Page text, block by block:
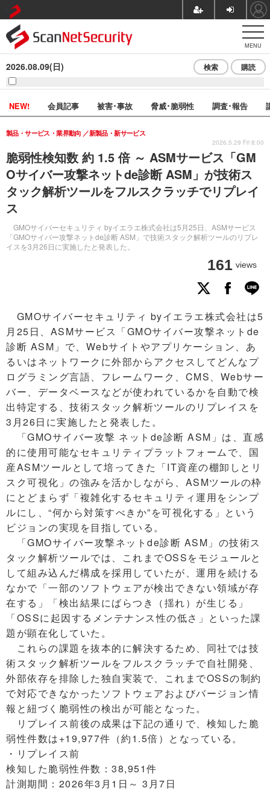
MENU
2026.08.09(日) 検索 購読
NEW! 会員記事 被害･事故 脅威･脆弱性 調査･報告
脆弱性検知数 約 1.5 倍 ～ ASMサービス「GM
Oサイバー攻撃ネットde診断 ASM」が技術ス
タック解析ツールをフルスクラッチでリプレイ
ス
GMOサイバーセキュリティ byイエラエ株式会社は5月25日、ASMサービス
「GMOサイバー攻撃ネットde診断 ASM」で技術スタック解析ツールのリプレ
イスを3月26日に実施したと発表した。
製品・サービス・業界動向 新製品・新サービス
161 views
2026.5.29 Fri 8:00
GMOサイバーセキュリティ byイエラエ株式会社は5
月25日、ASMサービス「GMOサイバー攻撃ネットde
診断 ASM」で、Webサイトやアプリケーション、あ
るいはネットワークに外部からアクセスしてどんなプ
ログラミング言語、フレームワーク、CMS、Webサー
バー、データベースなどが使われているかを自動で検
出特定する、技術スタック解析ツールのリプレイスを
3月26日に実施したと発表した。
「GMOサイバー攻撃 ネットde診断 ASM」は、直感
的に使用可能なセキュリティプラットフォームで、国
産ASMツールとして培ってきた「IT資産の棚卸しとリ
スク可視化」の強みを活かしながら、ASMツールの枠
にとどまらず「複雑化するセキュリティ運用をシンプ
ルにし、“何から対策すべきか”を可視化する」という
ビジョンの実現を目指している。
「GMOサイバー攻撃ネットde診断 ASM」の技術ス
タック解析ツールでは、これまでOSSをモジュールと
して組み込んだ構成を採用していたが、運用を続ける
なかで「一部のソフトウェアが検出できない領域が存
在する」「検出結果にばらつき（揺れ）が生じる」
「OSSに起因するメンテナンス性の低さ」といった課
題が顕在化していた。
これらの課題を抜本的に解決するため、同社では技
術スタック解析ツールをフルスクラッチで自社開発、
外部依存を排除した独自実装で、これまでOSSの制約
で対応できなかったソフトウェアおよびバージョン情
報と紐づく脆弱性の検出が可能となった。
リプレイス前後の成果は下記の通りで、検知した脆
弱性件数は+19,977件（約1.5倍）となっている。
・リプレイス前
検知した脆弱性件数：38,951件
計測期間：2026年3月1日～ 3月7日